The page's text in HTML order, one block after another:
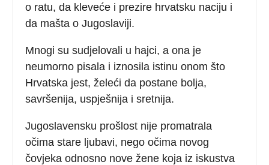
o ratu, da kleveće i prezire hrvatsku naciju i
da mašta o Jugoslaviji.
Mnogi su sudjelovali u hajci, a ona je
neumorno pisala i iznosila istinu onom što
Hrvatska jest, želeći da postane bolja,
savršenija, uspješnija i sretnija.
Jugoslavensku prošlost nije promatrala
očima stare ljubavi, nego očima novog
čovjeka odnosno nove žene koja iz iskustva